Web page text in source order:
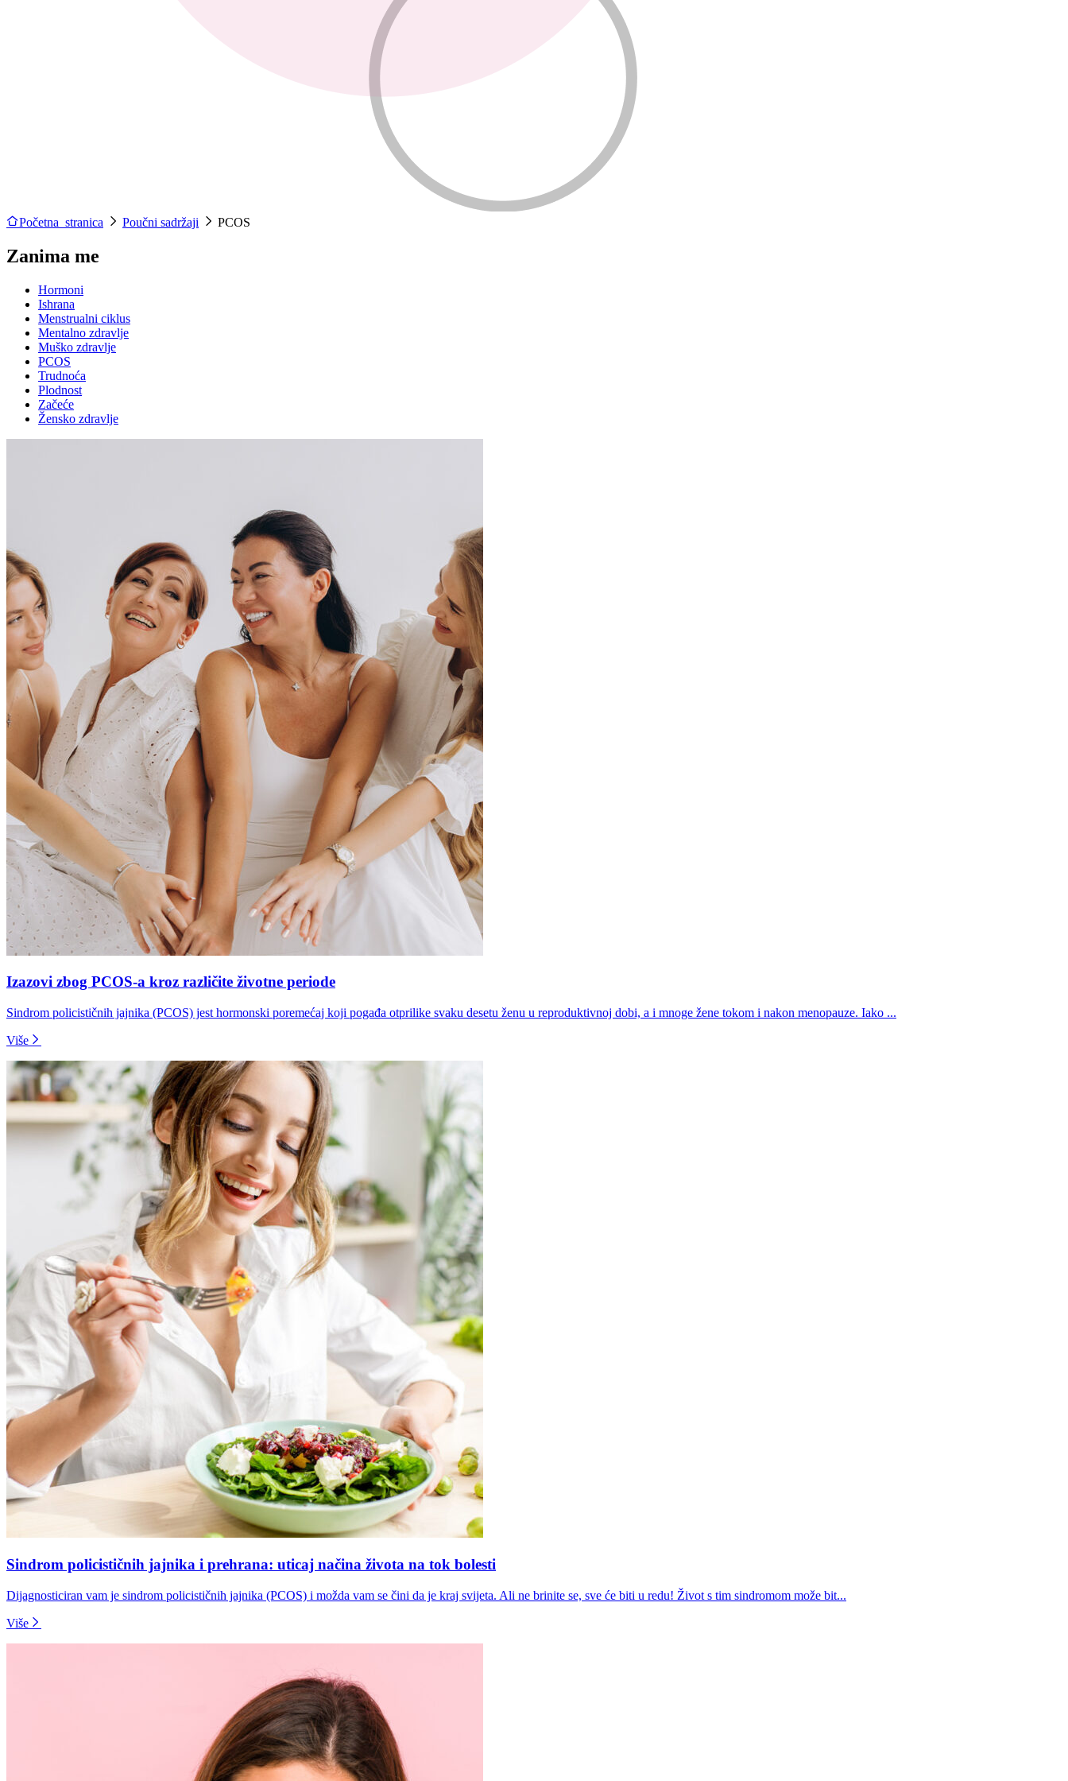
Početna stranica Poučni sadržaji PCOS
Zanima me
Hormoni
Ishrana
Menstrualni ciklus
Mentalno zdravlje
Muško zdravlje
PCOS
Trudnoća
Plodnost
Začeće
Žensko zdravlje
Izazovi zbog PCOS-a kroz različite životne periode
Sindrom policističnih jajnika (PCOS) jest hormonski poremećaj koji pogađa otprilike svaku desetu ženu u reproduktivnoj dobi, a i mnoge žene tokom i nakon menopauze. Iako ...
Više
Sindrom policističnih jajnika i prehrana: uticaj načina života na tok bolesti
Dijagnosticiran vam je sindrom policističnih jajnika (PCOS) i možda vam se čini da je kraj svijeta. Ali ne brinite se, sve će biti u redu! Život s tim sindromom može bit...
Više